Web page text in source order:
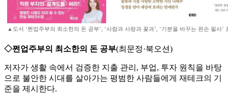
▲도서 ‘쩐업주부의 최소한의 돈 공부’, ‘사람과 사랑과 꽃과’, ‘기분을 바꾸는 왼손 필사’
◇쩐업주부의 최소한의 돈 공부(최문정·북오션)
저자가 생활 속에서 검증한 지출 관리, 부업, 투자 원칙을 바탕
으로 불안한 시대를 살아가는 평범한 사람들에게 재테크의 기
준을 제시한다.